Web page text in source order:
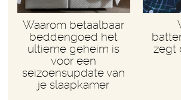
Waarom betaalbaar
beddengoed het
ultieme geheim is
voor een
seizoensupdate van
je slaapkamer
zegt